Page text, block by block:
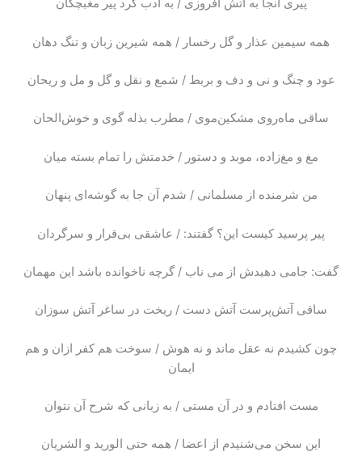
پیری آنجا به آتش افروزی / به ادب گرد پیر مغبچگان
همه سیمین عذار و گل رخسار / همه شیرین زبان و تنگ دهان
عود و چنگ و نی و دف و بربط / شمع و نقل و گل و مل و ریحان
ساقی ماه‌روی مشکین‌موی / مطرب بذله گوی و خوش‌الحان
مغ و مغ‌زاده، موبد و دستور / خدمتش را تمام بسته میان
من شرمنده از مسلمانی / شدم آن جا به گوشه‌ای پنهان
پیر پرسید کیست این؟ گفتند: / عاشقی بی‌قرار و سرگردان
گفت: جامی دهیدش از می ناب / گرچه ناخوانده باشد این مهمان
ساقی آتش‌پرست آتش دست / ریخت در ساغر آتش سوزان
چون کشیدم نه عقل ماند و نه هوش / سوخت هم کفر ازان و هم
ایمان
مست افتادم و در آن مستی / به زبانی که شرح آن نتوان
این سخن می‌شنیدم از اعضا / همه حتی الورید و الشریان